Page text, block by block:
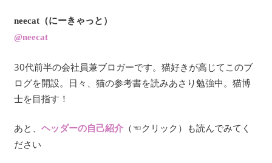
neecat（にーきゃっと）
@neecat
30代前半の会社員兼ブロガーです。猫好きが高じてこのブ
ログを開設。日々、猫の参考書を読みあさり勉強中。猫博
士を目指す！
あと、 ヘッダーの自己紹介（☜クリック）も読んでみてく
ださい